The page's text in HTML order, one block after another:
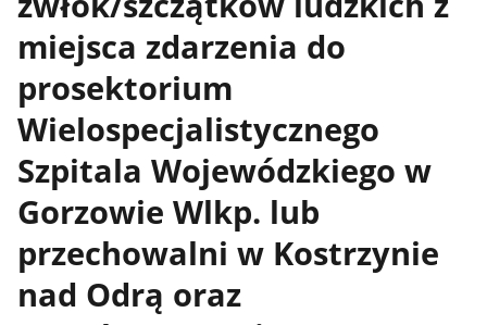
miejsca zdarzenia do
prosektorium
Wielospecjalistycznego
Szpitala Wojewódzkiego w
Gorzowie Wlkp. lub
przechowalni w Kostrzynie
nad Odrą oraz